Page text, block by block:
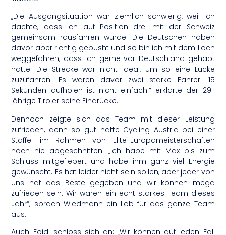
„Die Ausgangsituation war ziemlich schwierig, weil ich
dachte, dass ich auf Position drei mit der Schweiz
gemeinsam rausfahren würde. Die Deutschen haben
davor aber richtig gepusht und so bin ich mit dem Loch
weggefahren, dass ich gerne vor Deutschland gehabt
hätte. Die Strecke war nicht ideal, um so eine Lücke
zuzufahren. Es waren davor zwei starke Fahrer. 15
Sekunden aufholen ist nicht einfach.“ erklärte der 29-
jährige Tiroler seine Eindrücke.
Dennoch zeigte sich das Team mit dieser Leistung
zufrieden, denn so gut hatte Cycling Austria bei einer
Staffel im Rahmen von Elite-Europameisterschaften
noch nie abgeschnitten. „Ich habe mit Max bis zum
Schluss mitgefiebert und habe ihm ganz viel Energie
gewünscht. Es hat leider nicht sein sollen, aber jeder von
uns hat das Beste gegeben und wir können mega
zufrieden sein. Wir waren ein echt starkes Team dieses
Jahr“, sprach Wiedmann ein Lob für das ganze Team
aus.
Auch Foidl schloss sich an: „Wir können auf jeden Fall